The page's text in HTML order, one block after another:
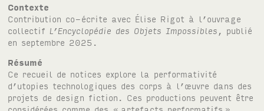
Contexte
Contribution co-écrite avec Élise Rigot à l’ouvrage
collectif L’Encyclopédie des Objets Impossibles , publié
en septembre 2025.
Résumé
Ce recueil de notices explore la performativité
d’utopies technologiques des corps à l’œuvre dans des
projets de design fiction. Ces productions peuvent être
considérées comme des « artefacts performatifs »